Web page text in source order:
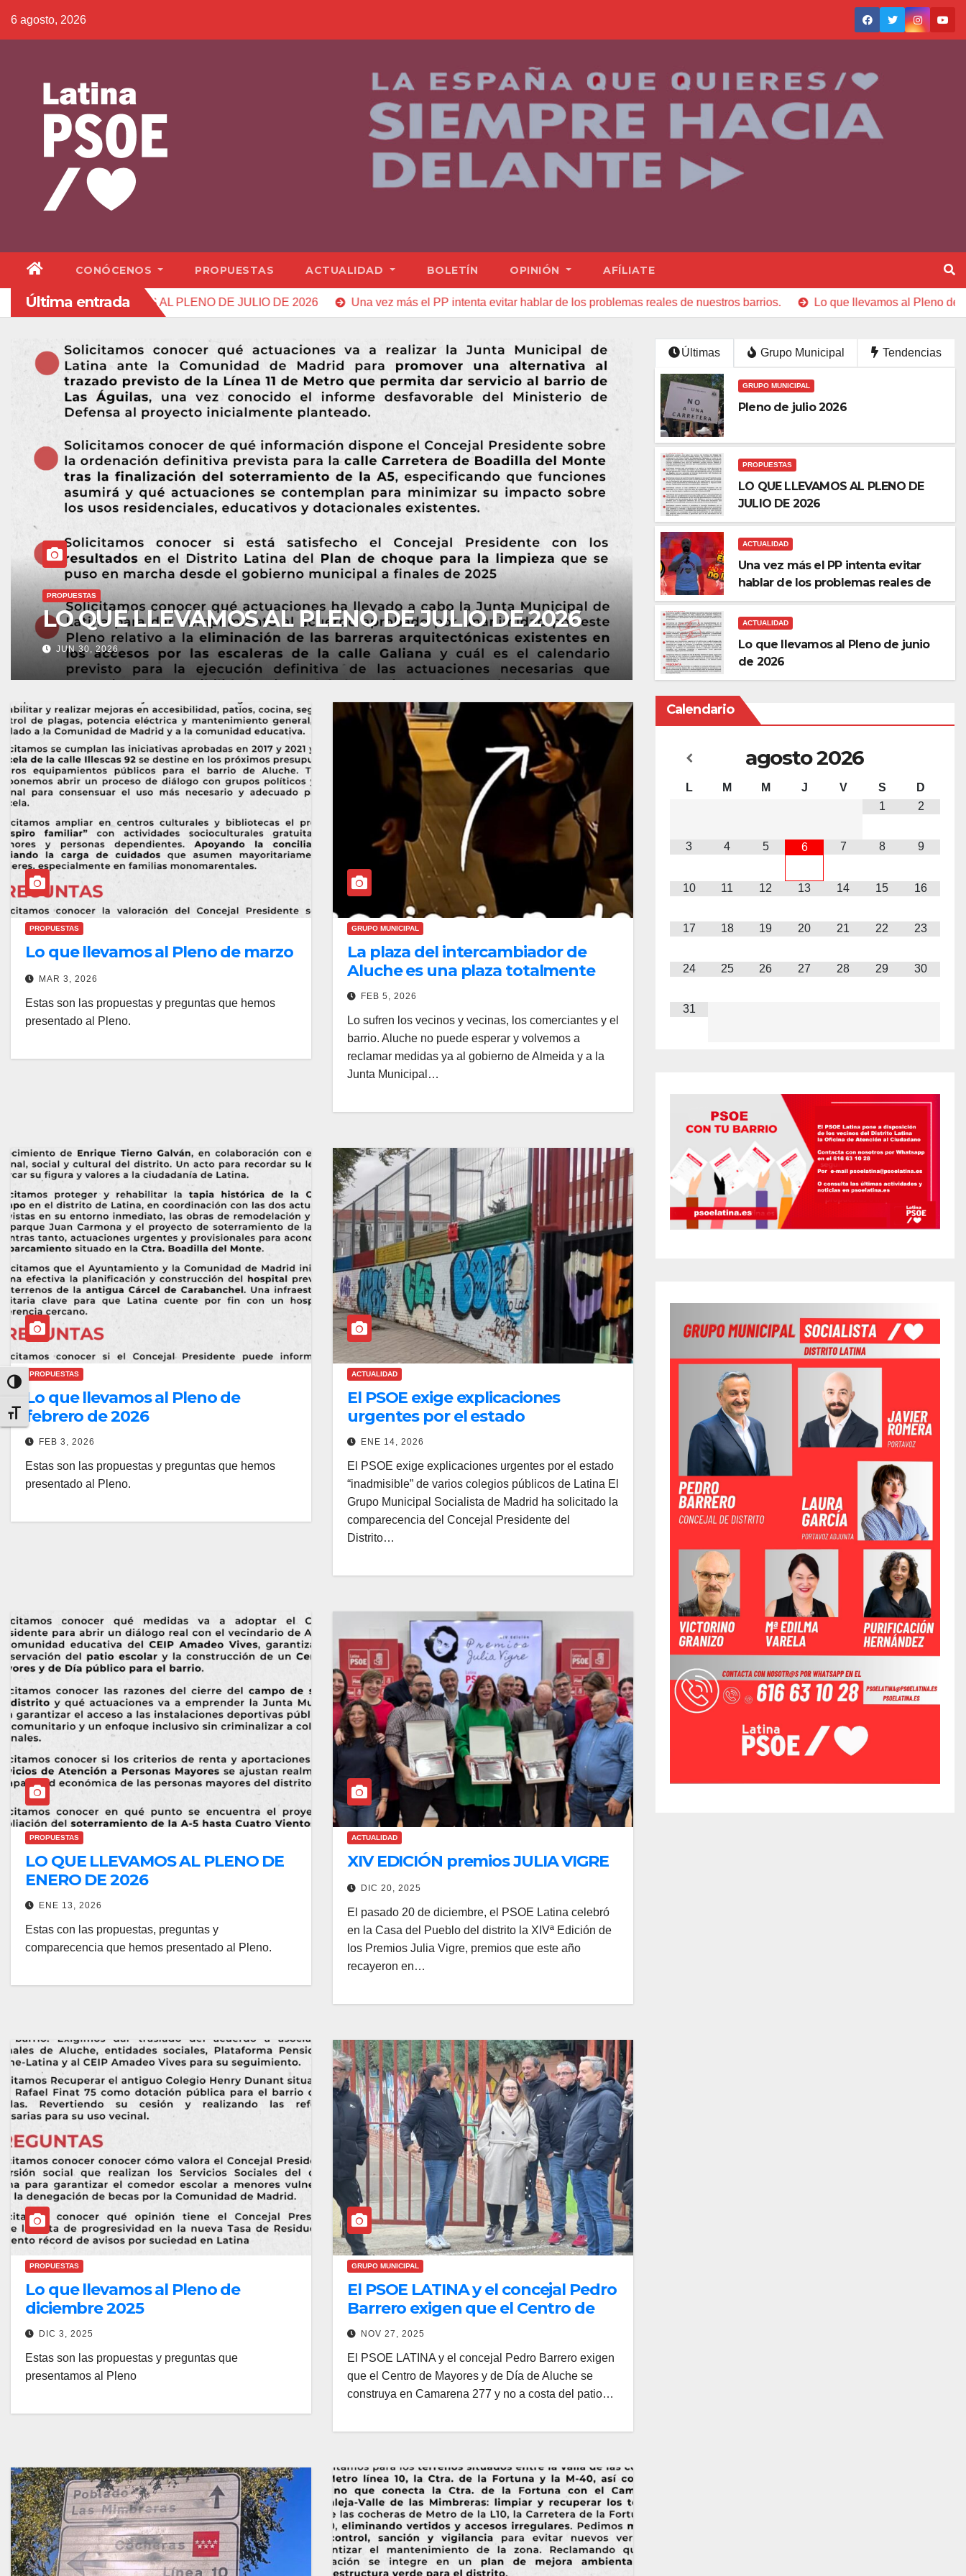
Alternar alto contraste
Alternar tamaño de letra
6 agosto, 2026
CONÓCENOS PROPUESTAS ACTUALIDAD BOLETÍN OPINIÓN AFÍLIATE
Última entrada
LLEVAMOS AL PLENO DE JULIO DE 2026 Una vez más el PP intenta evitar hablar de los problemas reales de nuestros barrios. Lo que llevamos al Pleno de junio de 2026
ACTUALIDAD
Una vez más el PP intenta evitar hablar de los
problemas reales de nuestros barrios.
JUN 10, 2026
ACTUALIDAD
Lo que llevamos al Pleno
JUN 8, 2026
Últimas Grupo Municipal Tendencias
GRUPO MUNICIPAL
Pleno de julio 2026
PROPUESTAS
LO QUE LLEVAMOS AL PLENO DE
JULIO DE 2026
ACTUALIDAD
Una vez más el PP intenta evitar
hablar de los problemas reales de
nuestros barrios.
ACTUALIDAD
Lo que llevamos al Pleno de junio
de 2026
PROPUESTAS
Lo que llevamos al Pleno de marzo
MAR 3, 2026
Estas son las propuestas y preguntas que hemos
presentado al Pleno.
GRUPO MUNICIPAL
La plaza del intercambiador de
Aluche es una plaza totalmente
abandonada
FEB 5, 2026
Lo sufren los vecinos y vecinas, los comerciantes y el
barrio. Aluche no puede esperar y volvemos a
reclamar medidas ya al gobierno de Almeida y a la
Junta Municipal…
PROPUESTAS
Lo que llevamos al Pleno de
febrero de 2026
FEB 3, 2026
Estas son las propuestas y preguntas que hemos
presentado al Pleno.
ACTUALIDAD
El PSOE exige explicaciones
urgentes por el estado
“inadmisible” de varios colegios
ENE 14, 2026
El PSOE exige explicaciones urgentes por el estado
“inadmisible” de varios colegios públicos de Latina El
Grupo Municipal Socialista de Madrid ha solicitado la
comparecencia del Concejal Presidente del
Distrito…
PROPUESTAS
LO QUE LLEVAMOS AL PLENO DE
ENERO DE 2026
ENE 13, 2026
Estas con las propuestas, preguntas y
comparecencia que hemos presentado al Pleno.
ACTUALIDAD
XIV EDICIÓN premios JULIA VIGRE
DIC 20, 2025
El pasado 20 de diciembre, el PSOE Latina celebró
en la Casa del Pueblo del distrito la XIVª Edición de
los Premios Julia Vigre, premios que este año
recayeron en…
PROPUESTAS
Lo que llevamos al Pleno de
diciembre 2025
DIC 3, 2025
Estas son las propuestas y preguntas que
presentamos al Pleno
GRUPO MUNICIPAL
El PSOE LATINA y el concejal Pedro
Barrero exigen que el Centro de
Mayores y de Día de Aluche se
costa del patio del CEIP Amadeo
Vives
NOV 27, 2025
El PSOE LATINA y el concejal Pedro Barrero exigen
que el Centro de Mayores y de Día de Aluche se
construya en Camarena 277 y no a costa del patio…
Calendario
agosto2026
L M M J V S
D
1
2
3 4 5 6 7 8 9
10 11 12 13 14 15 16
17 18 19 20 21 22 23
24 25 26 27 28 29 30
31